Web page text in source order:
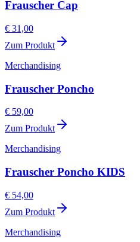
Frauscher Cap
€ 31,00
Zum Produkt
Merchandising
Frauscher Poncho
€ 59,00
Zum Produkt
Merchandising
Frauscher Poncho KIDS
€ 54,00
Zum Produkt
Merchandising